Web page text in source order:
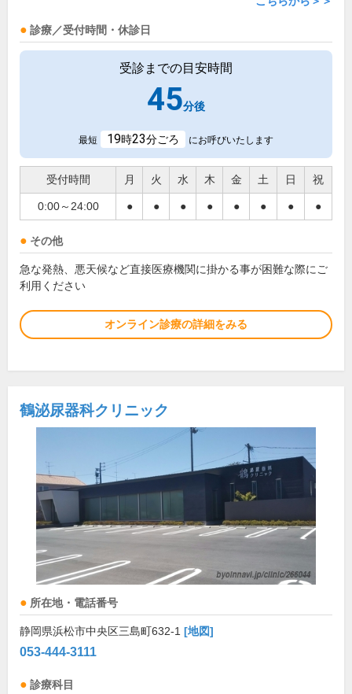
診療／受付時間・休診日
受診までの目安時間
45分後
最短 19時23分ごろ にお呼びいたします
受付時間 月 火 水 木 金 土 日 祝
0:00～24:00 ● ● ● ● ● ● ● ●
その他
急な発熱、悪天候など直接医療機関に掛かる事が困難な際にご
利用ください
オンライン診療の詳細をみる
鶴泌尿器科クリニック
所在地・電話番号
静岡県浜松市中央区三島町632-1 [地図]
053-444-3111
診療科目